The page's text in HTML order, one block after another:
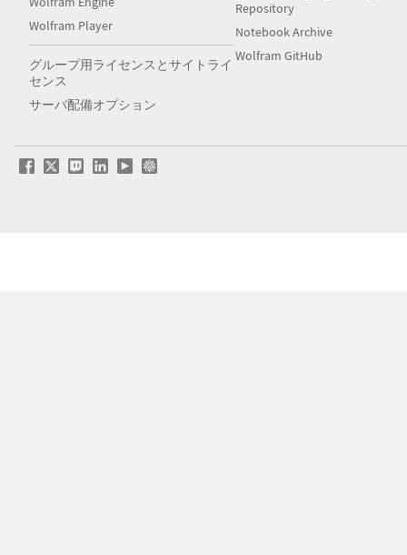
Wolfram Player
グループ用ライセンスとサイトライ
センス
サーバ配備オプション
Repository
Notebook Archive
Wolfram GitHub